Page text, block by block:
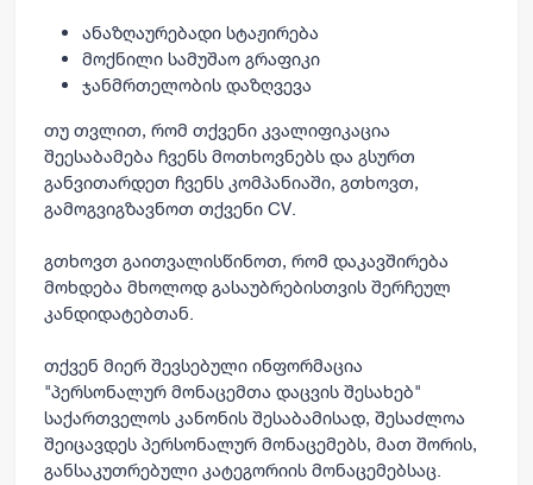
ანაზღაურებადი სტაჟირება
მოქნილი სამუშაო გრაფიკი
ჯანმრთელობის დაზღვევა
თუ თვლით, რომ თქვენი კვალიფიკაცია
შეესაბამება ჩვენს მოთხოვნებს და გსურთ
განვითარდეთ ჩვენს კომპანიაში, გთხოვთ,
გამოგვიგზავნოთ თქვენი CV.
გთხოვთ გაითვალისწინოთ, რომ დაკავშირება
მოხდება მხოლოდ გასაუბრებისთვის შერჩეულ
კანდიდატებთან.
თქვენ მიერ შევსებული ინფორმაცია
"პერსონალურ მონაცემთა დაცვის შესახებ"
საქართველოს კანონის შესაბამისად, შესაძლოა
შეიცავდეს პერსონალურ მონაცემებს, მათ შორის,
განსაკუთრებული კატეგორიის მონაცემებსაც.